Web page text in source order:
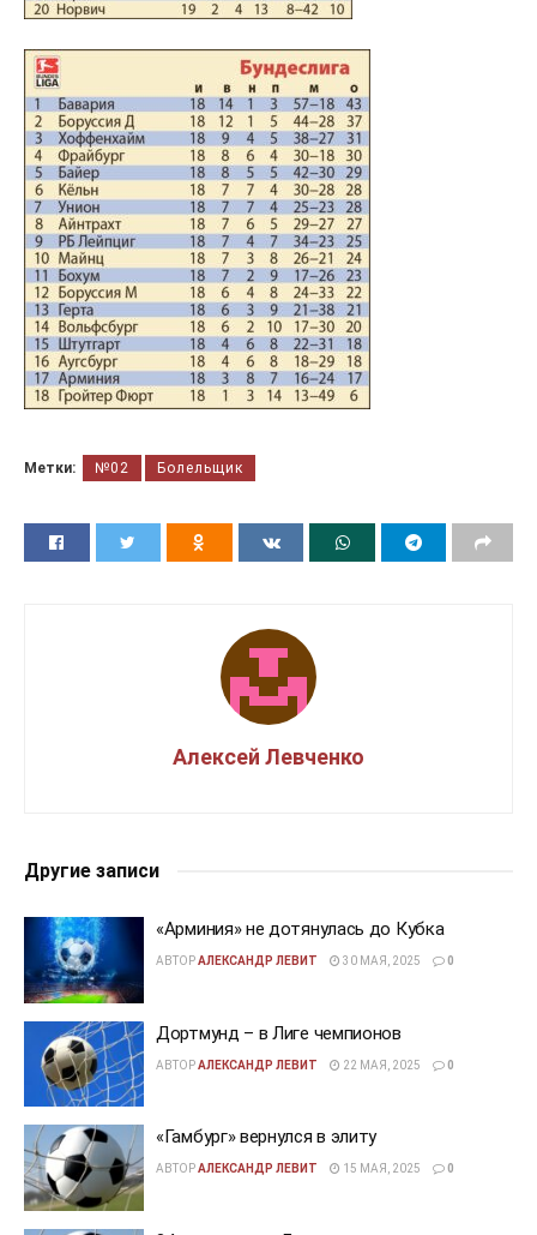
Метки: №02 Болельщик
Алексей Левченко
Другие записи
«Арминия» не дотянулась до Кубка
АВТОРАЛЕКСАНДР ЛЕВИТ 30 МАЯ, 2025 0
Дортмунд – в Лиге чемпионов
АВТОРАЛЕКСАНДР ЛЕВИТ 22 МАЯ, 2025 0
«Гамбург» вернулся в элиту
АВТОРАЛЕКСАНДР ЛЕВИТ 15 МАЯ, 2025 0